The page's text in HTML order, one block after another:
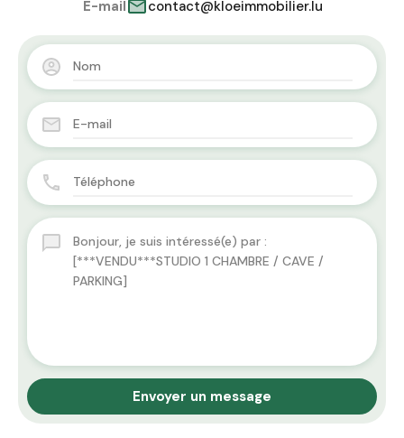
E-mail
contact@kloeimmobilier.lu
Envoyer un message